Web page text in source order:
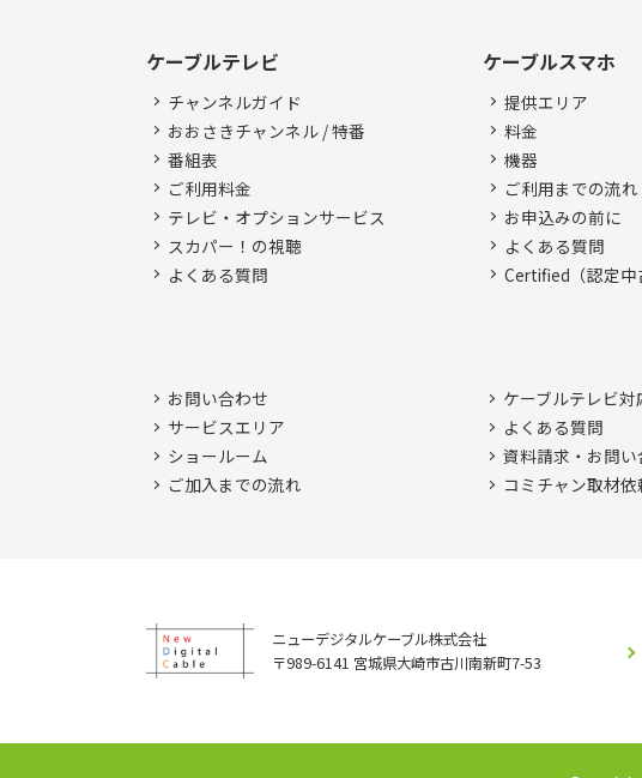
ケーブルテレビ
チャンネルガイド
おおさきチャンネル / 特番
番組表
ご利用料金
テレビ・オプションサービス
スカパー！の視聴
よくある質問
ケーブルスマホ
提供エリア
料金
機器
ご利用までの流れ
お申込みの前に
よくある質問
Certified（認定中
お問い合わせ
サービスエリア
ショールーム
ご加入までの流れ
ケーブルテレビ対
よくある質問
資料請求・お問い
コミチャン取材依
ニューデジタルケーブル株式会社
〒989-6141 宮城県大崎市古川南新町7-53